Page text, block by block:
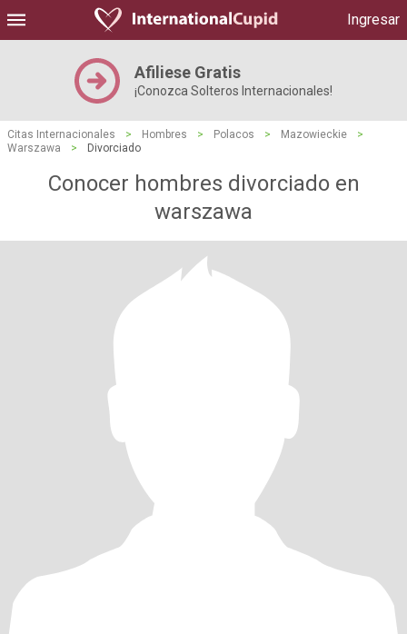
Ingresar
Afiliese Gratis
¡Conozca Solteros Internacionales!
Citas Internacionales > Hombres > Polacos > Mazowieckie
>
Warszawa
> Divorciado
Conocer hombres divorciado en
warszawa